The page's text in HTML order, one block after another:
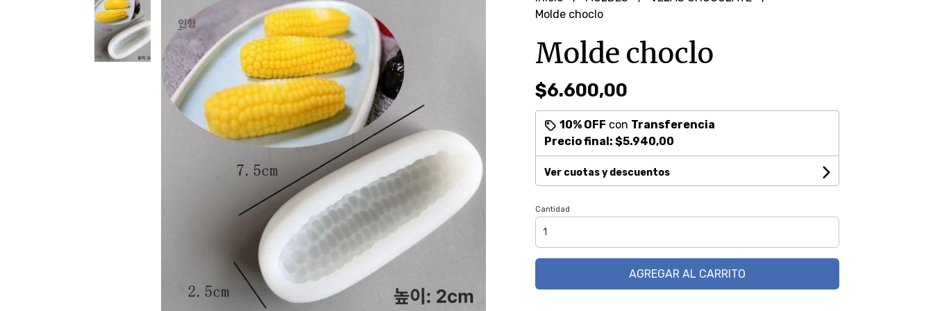
Molde choclo
Molde choclo
$6.600,00
10% OFF con Transferencia
Precio final: $5.940,00
Ver cuotas y descuentos
Cantidad
AGREGAR AL CARRITO